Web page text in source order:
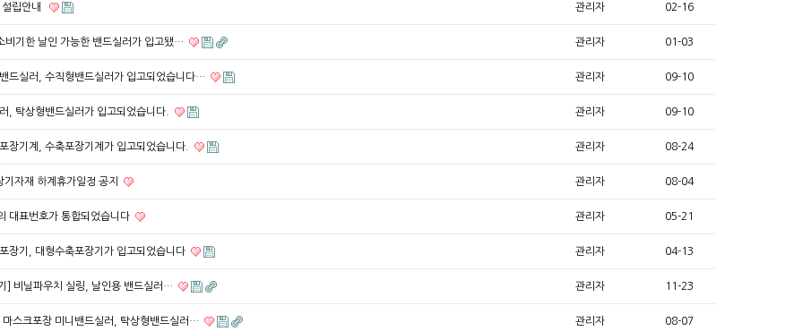
립안내 관리자 02-16
비기한 날인 가능한 밴드실러가 입고됐… 관리자 01-03
드실러, 수직형밴드실러가 입고되었습니다… 관리자 09-10
, 탁상형밴드실러가 입고되었습니다. 관리자 09-10
장기계, 수축포장기계가 입고되었습니다. 관리자 08-24
자재 하계휴가일정 공지 관리자 08-04
대표번호가 통합되었습니다 관리자 05-21
장기, 대형수축포장기가 입고되었습니다 관리자 04-13
] 비닐파우치 실링, 날인용 밴드실러… 관리자 11-23
마스크포장 미니밴드실러, 탁상형밴드실러… 관리자 08-07